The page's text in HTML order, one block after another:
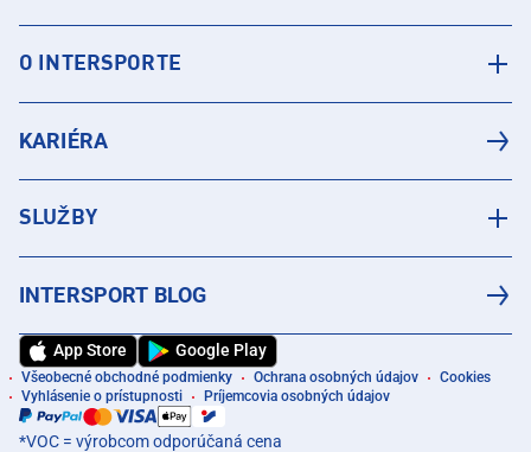
O INTERSPORTE
KARIÉRA
SLUŽBY
INTERSPORT BLOG
App Store Google Play
Všeobecné obchodné podmienky Ochrana osobných údajov
Cookies
Vyhlásenie o prístupnosti
Príjemcovia osobných údajov
*VOC = výrobcom odporúčaná cena